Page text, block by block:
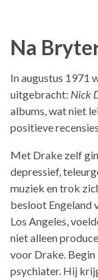
Na
In augustus 1971
uitgebracht: Nick
albums, wat niet
positieve
Met Drake zelf
depressief,
muziek en trok
besloot Engeland
Los Angeles,
niet alleen
voor Drake.
psychiater. Hij